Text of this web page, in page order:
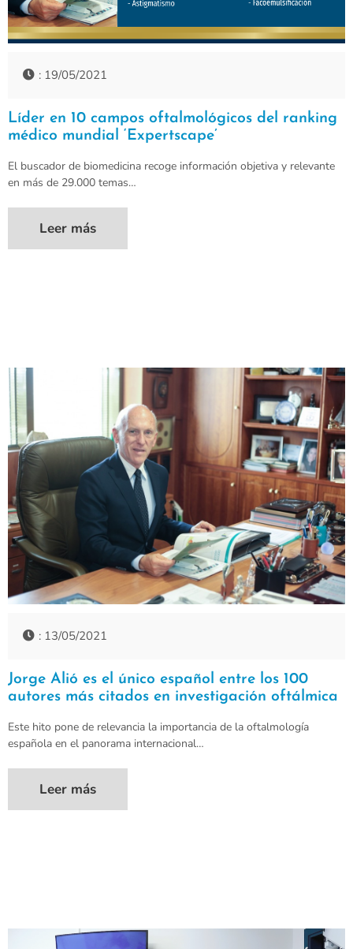
: 19/05/2021
Líder en 10 campos oftalmológicos del ranking
médico mundial ‘Expertscape’
El buscador de biomedicina recoge información objetiva y relevante
en más de 29.000 temas…
Leer más
: 13/05/2021
Jorge Alió es el único español entre los 100
autores más citados en investigación oftálmica
Este hito pone de relevancia la importancia de la oftalmología
española en el panorama internacional…
Leer más